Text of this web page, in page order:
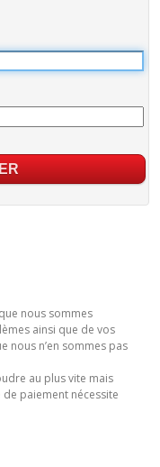
nous sommes
ainsi que de vos
nous n’en sommes pas
au plus vite mais
paiement nécessite